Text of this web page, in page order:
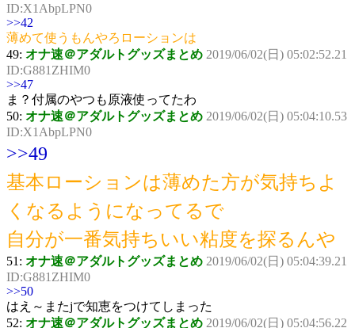
ID:X1AbpLPN0
>>42
薄めて使うもんやろローションは
49: オナ速＠アダルトグッズまとめ 2019/06/02(日) 05:02:52.21
ID:G881ZHIM0
>>47
ま？付属のやつも原液使ってたわ
50: オナ速＠アダルトグッズまとめ 2019/06/02(日) 05:04:10.53
ID:X1AbpLPN0
>>49
基本ローションは薄めた方が気持ちよ
くなるようになってるで
自分が一番気持ちいい粘度を探るんや
51: オナ速＠アダルトグッズまとめ 2019/06/02(日) 05:04:39.21
ID:G881ZHIM0
>>50
はえ～またjで知恵をつけてしまった
52: オナ速＠アダルトグッズまとめ 2019/06/02(日) 05:04:56.22